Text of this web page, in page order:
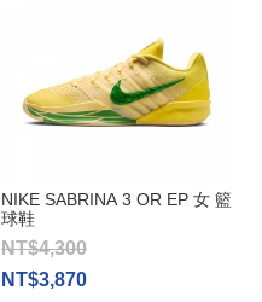
NIKE SABRINA 3 OR EP 女 籃
球鞋
NT$4,300
NT$3,870